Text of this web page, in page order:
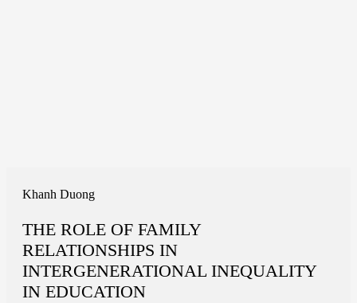
Khanh Duong
THE ROLE OF FAMILY
RELATIONSHIPS IN
INTERGENERATIONAL INEQUALITY
IN EDUCATION